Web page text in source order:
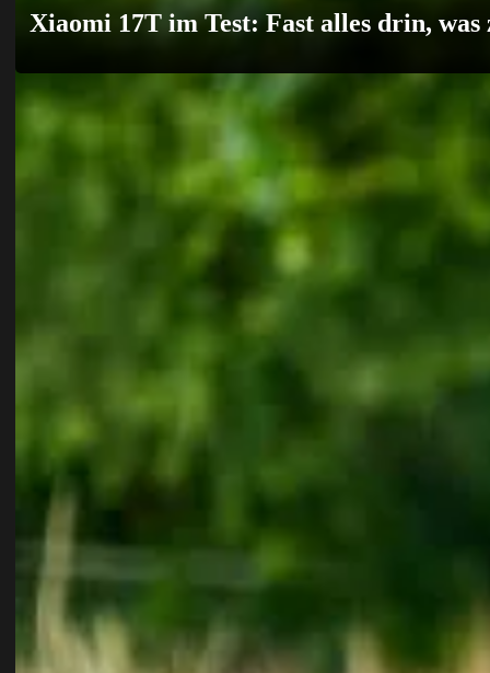
Xiaomi 17T im Test: Fast alles drin, was